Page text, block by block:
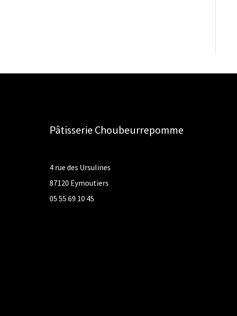
Pâtisserie Choubeurrepomme
4 rue des Ursulines
87120 Eymoutiers
05 55 69 10 45